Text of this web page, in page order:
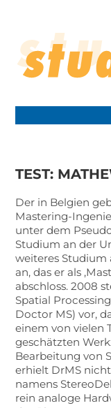
TEST:
Der in Belgien
Mastering-
unter dem
Studium an der
weiteres
an, das er als
abschloss. 2008
Spatial
Doctor MS) vor,
einem von vielen
geschätzten
Bearbeitung von
erhielt DrMS
namens
rein analoge